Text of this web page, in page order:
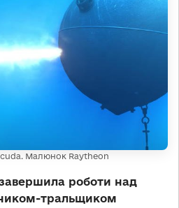
Малюнок Raytheon
роботи над
тральщиком